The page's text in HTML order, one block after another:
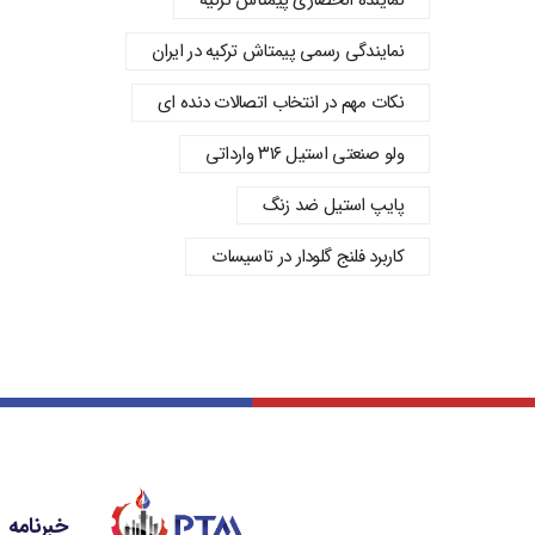
نمایندگی رسمی پیمتاش ترکیه در ایران
نکات مهم در انتخاب اتصالات دنده‌ ای
ولو صنعتی استیل ۳۱۶ وارداتی
پایپ استیل ضد زنگ
کاربرد فلنج گلودار در تاسیسات
خبرنامه